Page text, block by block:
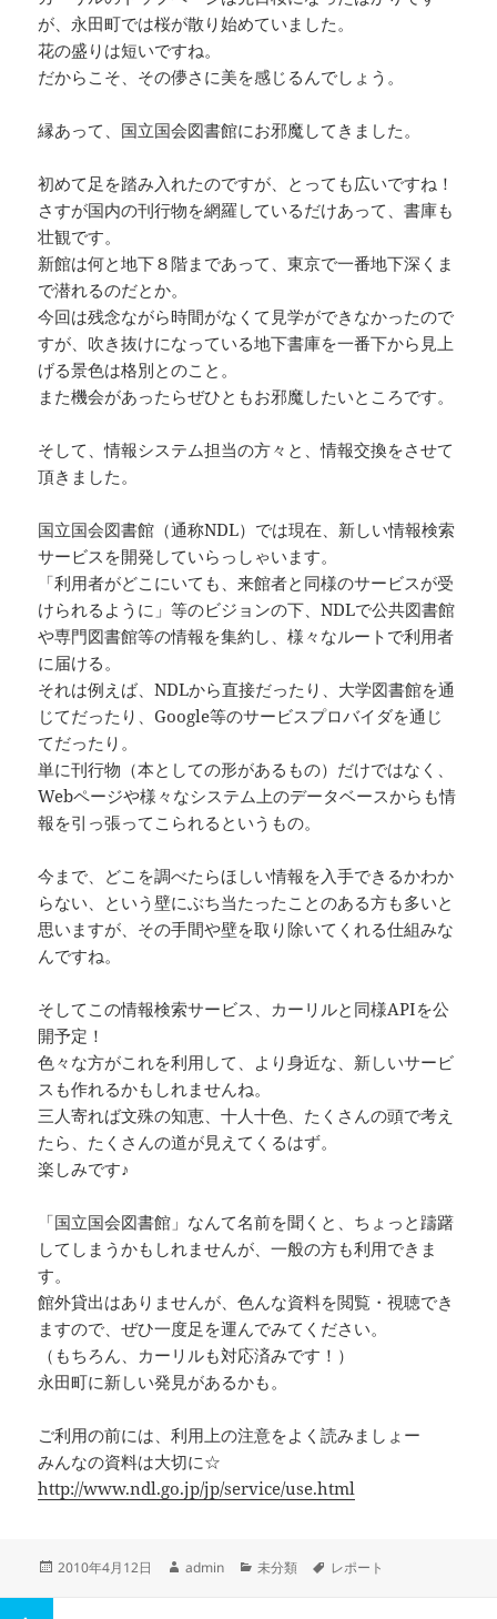
が、永田町では桜が散り始めていました。
花の盛りは短いですね。
だからこそ、その儚さに美を感じるんでしょう。
縁あって、国立国会図書館にお邪魔してきました。
初めて足を踏み入れたのですが、とっても広いですね！
さすが国内の刊行物を網羅しているだけあって、書庫も
壮観です。
新館は何と地下８階まであって、東京で一番地下深くま
で潜れるのだとか。
今回は残念ながら時間がなくて見学ができなかったので
すが、吹き抜けになっている地下書庫を一番下から見上
げる景色は格別とのこと。
また機会があったらぜひともお邪魔したいところです。
そして、情報システム担当の方々と、情報交換をさせて
頂きました。
国立国会図書館（通称NDL）では現在、新しい情報検索
サービスを開発していらっしゃいます。
「利用者がどこにいても、来館者と同様のサービスが受
けられるように」等のビジョンの下、NDLで公共図書館
や専門図書館等の情報を集約し、様々なルートで利用者
に届ける。
それは例えば、NDLから直接だったり、大学図書館を通
じてだったり、Google等のサービスプロバイダを通じ
てだったり。
単に刊行物（本としての形があるもの）だけではなく、
Webページや様々なシステム上のデータベースからも情
報を引っ張ってこられるというもの。
今まで、どこを調べたらほしい情報を入手できるかわか
らない、という壁にぶち当たったことのある方も多いと
思いますが、その手間や壁を取り除いてくれる仕組みな
んですね。
そしてこの情報検索サービス、カーリルと同様APIを公
開予定！
色々な方がこれを利用して、より身近な、新しいサービ
スも作れるかもしれませんね。
三人寄れば文殊の知恵、十人十色、たくさんの頭で考え
たら、たくさんの道が見えてくるはず。
楽しみです♪
「国立国会図書館」なんて名前を聞くと、ちょっと躊躇
してしまうかもしれませんが、一般の方も利用できま
す。
館外貸出はありませんが、色んな資料を閲覧・視聴でき
ますので、ぜひ一度足を運んでみてください。
（もちろん、カーリルも対応済みです！）
永田町に新しい発見があるかも。
ご利用の前には、利用上の注意をよく読みましょー
みんなの資料は大切に☆
http://www.ndl.go.jp/jp/service/use.html
投
2010年4月12日
作
admin
カ
未分類
タ
レポート